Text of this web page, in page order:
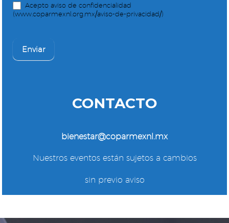
Acepto aviso de confidencialidad
(www.coparmexnl.org.mx/aviso-de-privacidad/)
Enviar
CONTACTO
bienestar@coparmexnl.mx
Nuestros eventos están sujetos a cambios
sin previo aviso